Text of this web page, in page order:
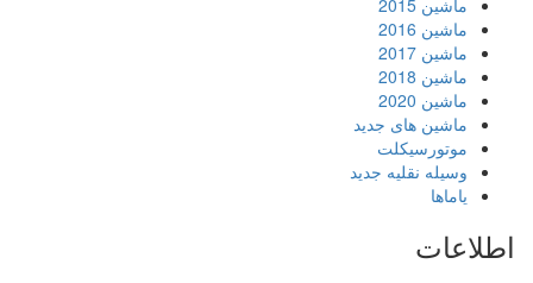
ماشین 2015
ماشین 2016
ماشین 2017
ماشین 2018
ماشین 2020
ماشین های جدید
موتورسیکلت
وسیله نقلیه جدید
یاماها
اطلاعات